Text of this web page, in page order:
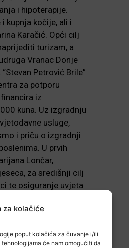
za kolačiće
poput kolačića za čuvanje i/ili
će nam omogućiti da
i hipoterapije.
kupnja kočije, ali i
Karačić. Opći cilj
turizam, a
Vranac Donje
Petrović Brile”
za potporu
iz
kuna. Uz izgradnju
usluge,
i priču o izgradnji
U prvih
Lončar,
za središnji cilj
te osiguranje uvjeta
projekata,
VSŽ.